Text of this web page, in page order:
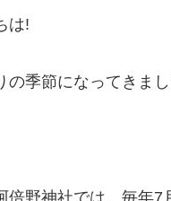
は!
季節になってきまし